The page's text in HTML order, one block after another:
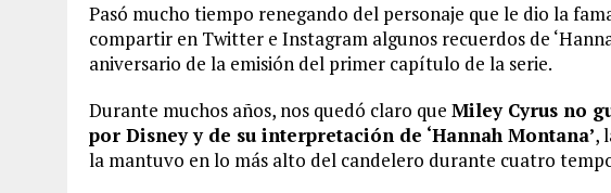
Pasó mucho tiempo renegando del personaje que le dio la
compartir en Twitter e Instagram algunos recuerdos de
aniversario de la emisión del primer capítulo de la serie.
Durante muchos años, nos quedó claro que Miley Cyrus no
por Disney y de su interpretación de ‘Hannah Montana’,
la mantuvo en lo más alto del candelero durante cuatro